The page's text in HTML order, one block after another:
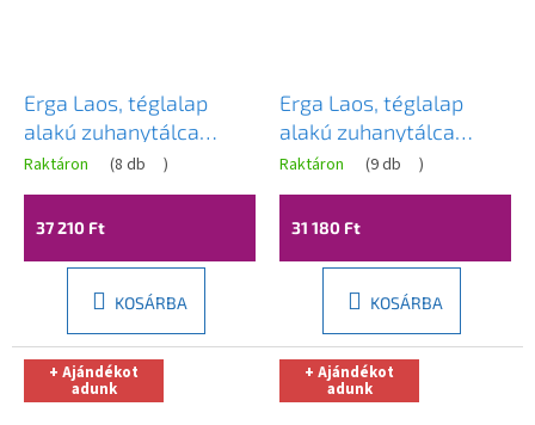
Erga Laos, téglalap
alakú zuhanytálca
120x90x5cm, akril,
fehér fényes, ERG-V06-
ACR-9012S-WH-CR
Raktáron (8 db )
37 210 Ft
KOSÁRBA
Erga Laos, téglalap
alakú zuhanytálca
120x70x5cm, akril,
fehér fényes, ERG-V06-
ACR-7012S-WH-CR
Raktáron (9 db )
31 180 Ft
KOSÁRBA
+ Ajándékot
adunk
+ Ajándékot
adunk